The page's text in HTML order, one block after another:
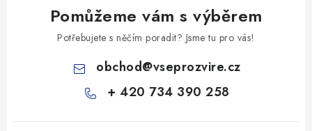
Pomůžeme vám s výběrem
Potřebujete s něčím poradit? Jsme tu pro vás!
obchod@vseprozvire.cz
+ 420 734 390 258